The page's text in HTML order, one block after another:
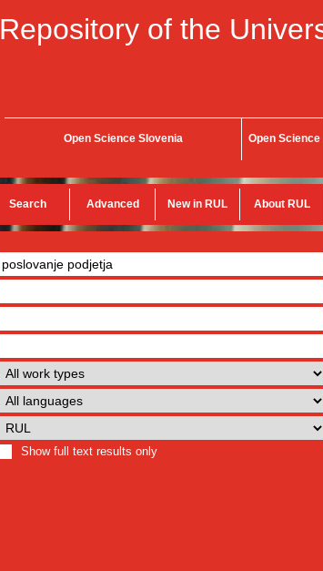
Repository of the
Open Science Slovenia Open Science
Search Advanced New in RUL About RUL
Show full text results only